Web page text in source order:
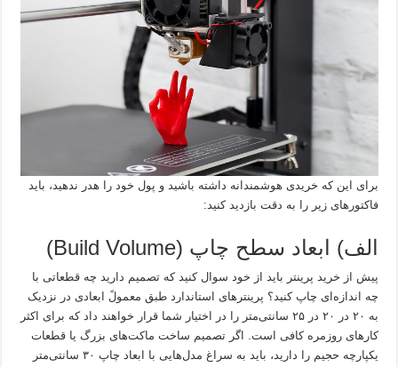
برای این که خریدی هوشمندانه داشته باشید و پول خود را هدر ندهید، باید
فاکتورهای زیر را به دقت بازدید کنید:
الف) ابعاد سطح چاپ (Build Volume)
پیش از خرید پرینتر باید از خود سوال کنید که تصمیم دارید چه قطعاتی با
چه اندازه‌ای چاپ کنید؟ پرینترهای استاندارد طبق معمولً ابعادی در نزدیک
به ۲۰ در ۲۰ در ۲۵ سانتی‌متر را در اختیار شما قرار خواهند داد که برای اکثر
کارهای روزمره کافی است. اگر تصمیم ساخت ماکت‌های بزرگ یا قطعات
یکپارچه حجیم را دارید، باید به سراغ مدل‌هایی با ابعاد چاپ ۳۰ سانتی‌متر